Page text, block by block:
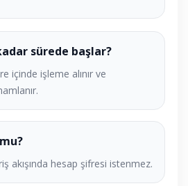
sürede başlar?
içinde işleme alınır ve
akışında hesap şifresi istenmez.